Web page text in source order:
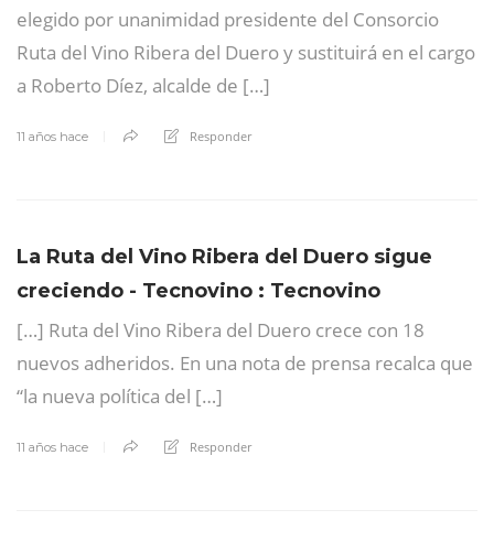
elegido por unanimidad presidente del Consorcio
Ruta del Vino Ribera del Duero y sustituirá en el cargo
a Roberto Díez, alcalde de […]
11 años hace Responder
La Ruta del Vino Ribera del Duero sigue
creciendo - Tecnovino : Tecnovino
[…] Ruta del Vino Ribera del Duero crece con 18
nuevos adheridos. En una nota de prensa recalca que
“la nueva política del […]
11 años hace Responder